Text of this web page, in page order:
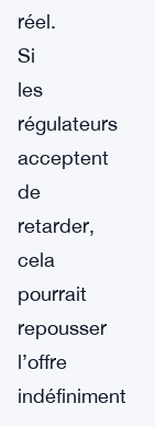
réel.
Si
les
régulateurs
acceptent
de
retarder,
cela
pourrait
repousser
l’offre
indéfiniment